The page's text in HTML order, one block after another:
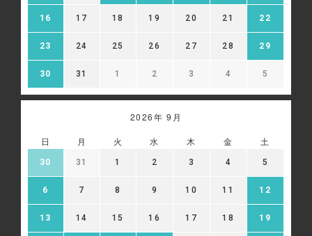
16 17 18 19 20 21 22
23 24 25 26 27 28 29
30 31 1 2 3 4 5
2026年 9月
日 月 火 水 木 金 土
30 31 1 2 3 4 5
6 7 8 9 10 11 12
13 14 15 16 17 18 19